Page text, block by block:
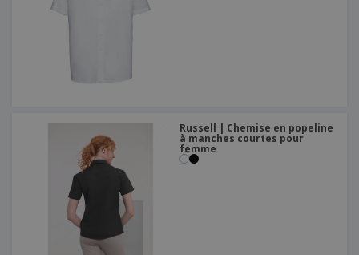
Russell | Chemise en popeline
à manches courtes pour
femme